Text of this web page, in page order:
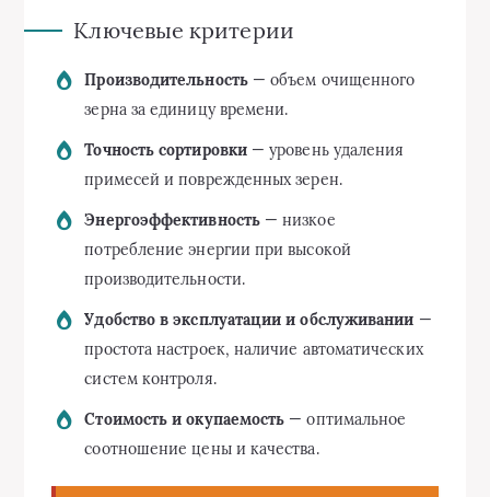
Ключевые критерии
Производительность— объем очищенного
зерна за единицу времени.
Точность сортировки— уровень удаления
примесей и поврежденных зерен.
Энергоэффективность— низкое
потребление энергии при высокой
производительности.
Удобство в эксплуатации и обслуживании —
простота настроек, наличие автоматических
систем контроля.
Стоимость и окупаемость — оптимальное
соотношение цены и качества.